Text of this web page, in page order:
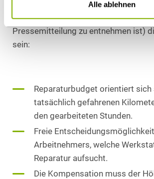
Alle ablehnen
Wesentliche Parameter der
Reparaturbudgets sollten (soweit
Pressemitteilung zu entnehmen ist)
sein:
Reparaturbudget orientiert sich
tatsächlich gefahrenen
den gearbeiteten Stunden.
Freie
Arbeitnehmers, welche
Reparatur aufsucht.
Die Kompensation muss der